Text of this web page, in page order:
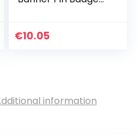
Opknoping Banner
€10.05
information